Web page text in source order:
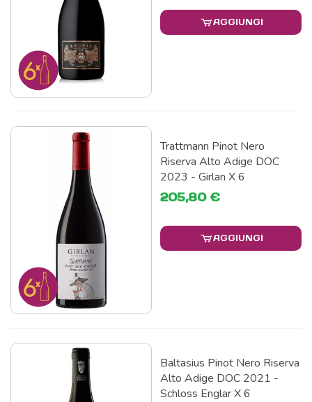
AGGIUNGI
Trattmann Pinot Nero
Riserva Alto Adige DOC
2023 - Girlan X 6
205,80 €
AGGIUNGI
Baltasius Pinot Nero Riserva
Alto Adige DOC 2021 -
Schloss Englar X 6